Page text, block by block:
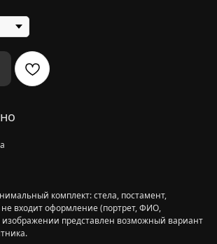
комплект: стела, постамент,
не входит оформление (портрет, ФИО,
представлен возможный вариант